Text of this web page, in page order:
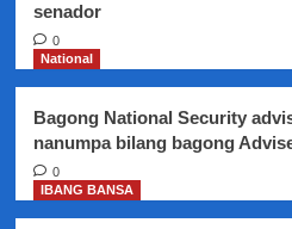
lindol
senador
0
National
Bagong National Security
nanumpa bilang bagong
0
IBANG BANSA